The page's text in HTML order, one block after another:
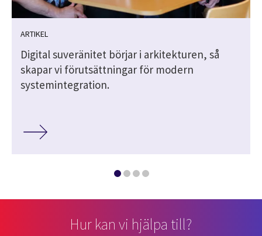
ARTIKEL
Digital suveränitet börjar i arkitekturen, så
skapar vi förutsättningar för modern
systemintegration.
Hur kan vi hjälpa till?